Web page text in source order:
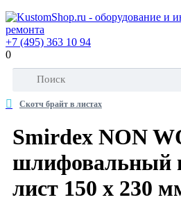
+7 (495) 363 10 94
0
Скотч брайт в листах
Smirdex NON
шлифовальный
лист 150 х 230